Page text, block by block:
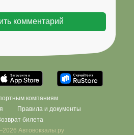
компаниям
Правила и документы
билета
Автовокзалы.ру